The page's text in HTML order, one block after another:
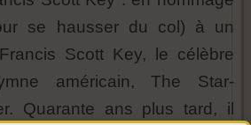
se hausser du col) à un
Scott Key, le célèbre
américain, The Star-
Quarante ans plus tard, il